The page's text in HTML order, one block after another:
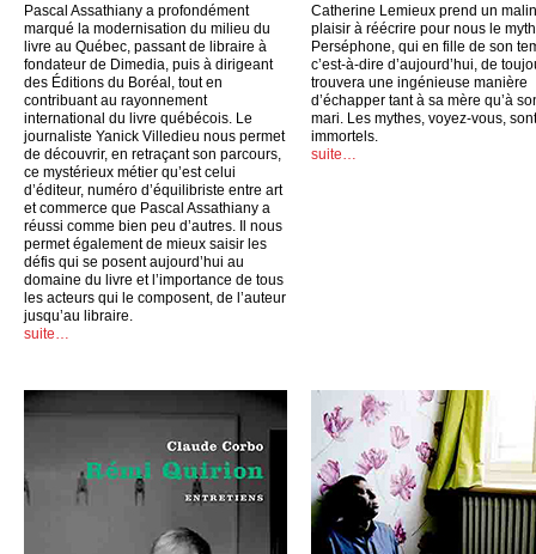
Pascal Assathiany a profondément
marqué la modernisation du milieu du
livre au Québec, passant de libraire à
fondateur de Dimedia, puis à dirigeant
des Éditions du Boréal, tout en
contribuant au rayonnement
international du livre québécois. Le
journaliste Yanick Villedieu nous permet
de découvrir, en retraçant son parcours,
ce mystérieux métier qu’est celui
d’éditeur, numéro d’équilibriste entre art
et commerce que Pascal Assathiany a
réussi comme bien peu d’autres. Il nous
permet également de mieux saisir les
défis qui se posent aujourd’hui au
domaine du livre et l’importance de tous
les acteurs qui le composent, de l’auteur
jusqu’au libraire.
suite…
Catherine Lemieux prend un malin
plaisir à réécrire pour nous le
Perséphone, qui en fille de son
c’est-à-dire d’aujourd’hui, de
trouvera une ingénieuse manière
d’échapper tant à sa mère qu’à
mari. Les mythes, voyez-vous, sont
immortels.
suite…